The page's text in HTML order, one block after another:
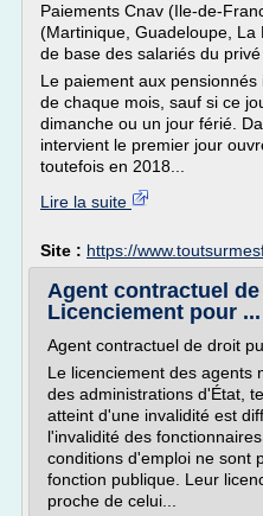
Paiements Cnav (Ile-de-
(Martinique, Guadeloupe,
de base des salariés du privé
Le paiement aux
de chaque mois, sauf si ce
dimanche ou un jour férié.
intervient le premier jour
toutefois en 2018...
Lire la suite
Site : https://
Agent contractuel de
Licenciement pour ...
Agent contractuel de droit
Le licenciement des agents
des administrations d'État,
atteint d'une invalidité est
l'invalidité des
conditions d'emploi ne sont
fonction publique. Leur
proche de celui...